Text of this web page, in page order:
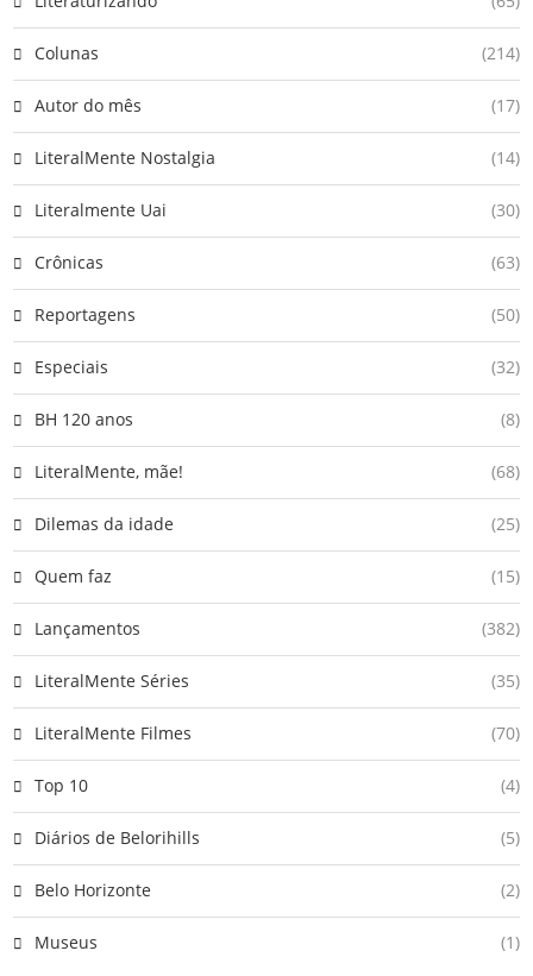
Colunas (214)
Autor do mês (17)
LiteralMente Nostalgia (14)
Literalmente Uai (30)
Crônicas (63)
Reportagens (50)
Especiais (32)
BH 120 anos (8)
LiteralMente, mãe! (68)
Dilemas da idade (25)
Quem faz (15)
Lançamentos (382)
LiteralMente Séries (35)
LiteralMente Filmes (70)
Top 10 (4)
Diários de Belorihills (5)
Belo Horizonte (2)
Museus (1)